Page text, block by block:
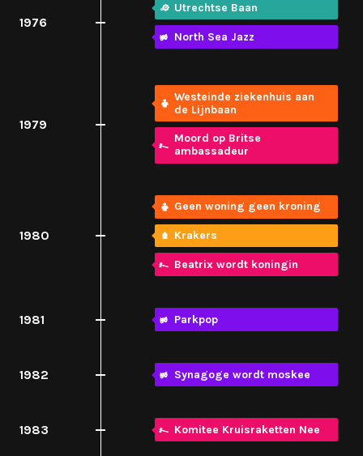
1976
Utrechtse Baan
North Sea Jazz
1979
Westeinde ziekenhuis aan
de Lijnbaan
Moord op Britse
ambassadeur
1980
Geen woning geen kroning
Krakers
Beatrix wordt koningin
1981 Parkpop
1982 Synagoge wordt moskee
1983 Komitee Kruisraketten Nee